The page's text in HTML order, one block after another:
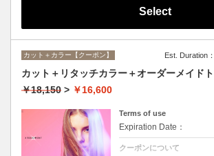
Select
カット＋カラー【クーポン】 Est. Duration
カット＋リタッチカラー＋オーダーメイド
￥18,150 > ￥16,600
Terms of use
Expiration Date：
クーポンについて